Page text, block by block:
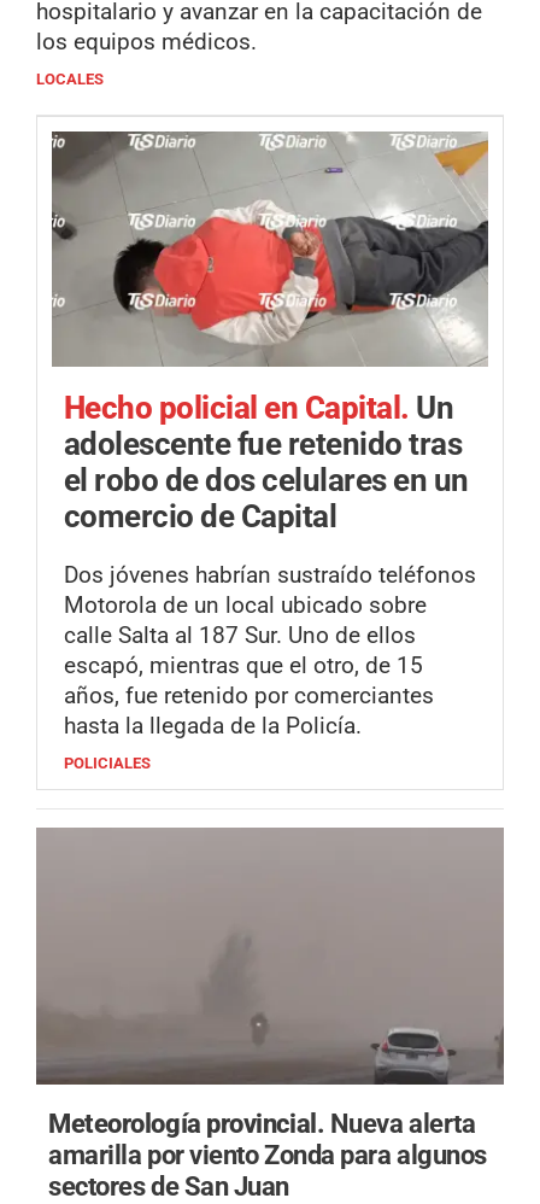
hospitalario y avanzar en la capacitación de
los equipos médicos.
LOCALES
Hecho policial en Capital. Un
adolescente fue retenido tras
el robo de dos celulares en un
comercio de Capital
Dos jóvenes habrían sustraído teléfonos
Motorola de un local ubicado sobre
calle Salta al 187 Sur. Uno de ellos
escapó, mientras que el otro, de 15
años, fue retenido por comerciantes
hasta la llegada de la Policía.
POLICIALES
Meteorología provincial. Nueva alerta
amarilla por viento Zonda para algunos
sectores de San Juan